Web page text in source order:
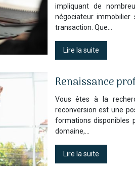
impliquant de
négociateur
transaction. Que…
Lire la suite
Renaissance
Vous êtes à la
reconversion est une
formations disponibles
domaine,…
Lire la suite